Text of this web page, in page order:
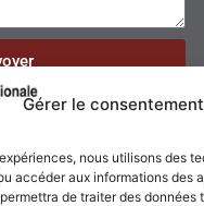
Gérer le consentement
nous utilisons des
accéder aux informations des
de traiter des données